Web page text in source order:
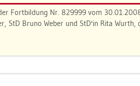
Fort­bil­dung Nr. 829999 vom
StD Bruno Weber und StD'in Rita Wurth,